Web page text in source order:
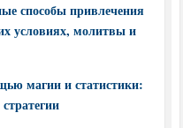
способы привлечения
условиях, молитвы и
магии и статистики: